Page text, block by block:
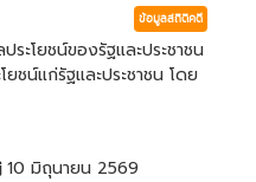
ข้อมูลสถิติคดี
ะโยชน์ของรัฐและประชาชน
ชน์แก่รัฐและประชาชน โดย
10 มิถุนายน 2569